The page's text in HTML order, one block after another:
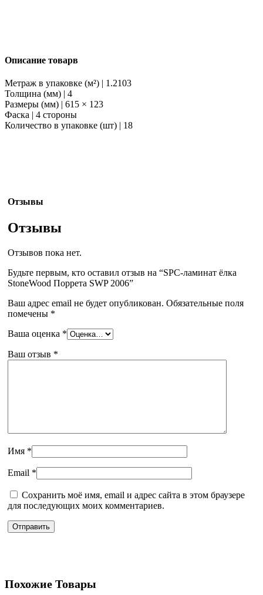
Описание товарв
Метраж в упаковке (м²) | 1.2103
Толщина (мм) | 4
Размеры (мм) | 615 × 123
Фаска | 4 стороны
Количество в упаковке (шт) | 18
Отзывы
Отзывы
Отзывов пока нет.
Будьте первым, кто оставил отзыв на “SPC-ламинат ёлка
StoneWood Поррета SWP 2006”
Ваш адрес email не будет опубликован. Обязательные поля
помечены *
Ваша оценка *
Ваш отзыв *
Имя *
Email *
Сохранить моё имя, email и адрес сайта в этом браузере
для последующих моих комментариев.
Похожие Товары